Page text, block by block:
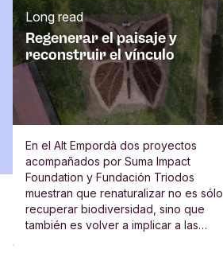
Regenerar el paisaje y
reconstruir el vínculo
Long read
En el Alt Empordà dos proyectos
acompañados por Suma Impact
Foundation y Fundación Triodos
muestran que renaturalizar no es sólo
recuperar biodiversidad, sino que
también es volver a implicar a las